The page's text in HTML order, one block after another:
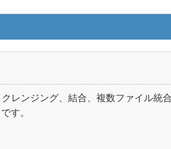
レンジング、結合、複数ファイル統
す。